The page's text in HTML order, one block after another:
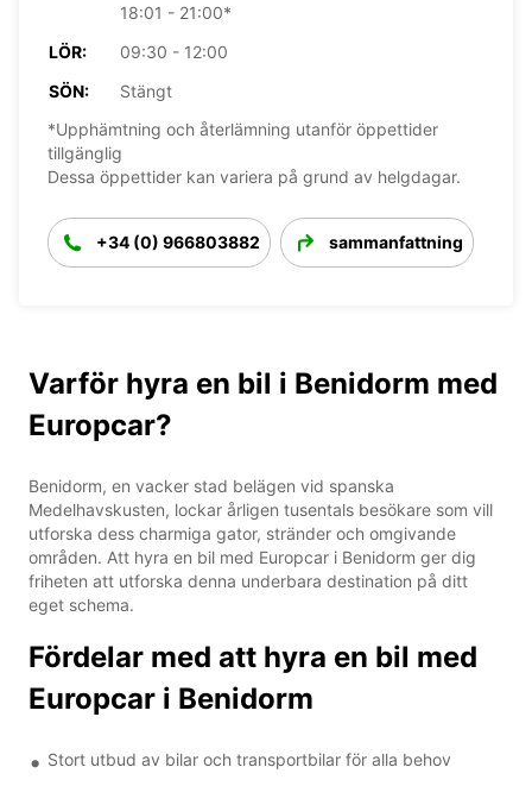
18:01 - 21:00*
LÖR:
09:30 - 12:00
SÖN:
Stängt
*Upphämtning och återlämning utanför öppettider
tillgänglig
Dessa öppettider kan variera på grund av helgdagar.
+34 (0) 966803882 sammanfattning
Varför hyra en bil i Benidorm med
Europcar?
Benidorm, en vacker stad belägen vid spanska
Medelhavskusten, lockar årligen tusentals besökare som vill
utforska dess charmiga gator, stränder och omgivande
områden. Att hyra en bil med Europcar i Benidorm ger dig
friheten att utforska denna underbara destination på ditt
eget schema.
Fördelar med att hyra en bil med
Europcar i Benidorm
Stort utbud av bilar och transportbilar för alla behov